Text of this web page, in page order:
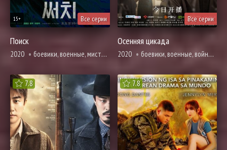
Все серии
15+
Поиск
2020 боевики, военные, мистика, трагическое прошлое, расследование, триллер, ужасы
Все серии
Осенняя цикада
2020 боевики, военные, война, детектив, драма, история, криминал, триллер, смерть
7.8 7.8